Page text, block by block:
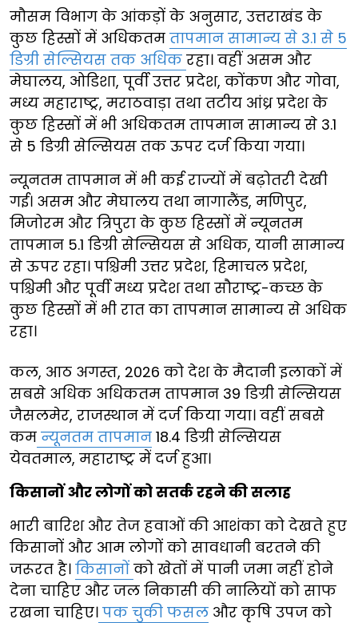
मौसम विभाग के आंकड़ों के अनुसार, उत्तराखंड के
कुछ हिस्सों में अधिकतम तापमान सामान्य से 3.1 से 5
डिग्री सेल्सियस तक अधिक रहा। वहीं असम और
मेघालय, ओडिशा, पूर्वी उत्तर प्रदेश, कोंकण और गोवा,
मध्य महाराष्ट्र, मराठवाड़ा तथा तटीय आंध्र प्रदेश के
कुछ हिस्सों में भी अधिकतम तापमान सामान्य से 3.1
से 5 डिग्री सेल्सियस तक ऊपर दर्ज किया गया।
न्यूनतम तापमान में भी कई राज्यों में बढ़ोतरी देखी
गई। असम और मेघालय तथा नागालैंड, मणिपुर,
मिजोरम और त्रिपुरा के कुछ हिस्सों में न्यूनतम
तापमान 5.1 डिग्री सेल्सियस से अधिक, यानी सामान्य
से ऊपर रहा। पश्चिमी उत्तर प्रदेश, हिमाचल प्रदेश,
पश्चिमी और पूर्वी मध्य प्रदेश तथा सौराष्ट्र-कच्छ के
कुछ हिस्सों में भी रात का तापमान सामान्य से अधिक
रहा।
कल, आठ अगस्त, 2026 को देश के मैदानी इलाकों में
सबसे अधिक अधिकतम तापमान 39 डिग्री सेल्सियस
जैसलमेर, राजस्थान में दर्ज किया गया। वहीं सबसे
कम न्यूनतम तापमान 18.4 डिग्री सेल्सियस
येवतमाल, महाराष्ट्र में दर्ज हुआ।
किसानों और लोगों को सतर्क रहने की सलाह
भारी बारिश और तेज हवाओं की आशंका को देखते हुए
किसानों और आम लोगों को सावधानी बरतने की
जरूरत है। किसानों को खेतों में पानी जमा नहीं होने
देना चाहिए और जल निकासी की नालियों को साफ
रखना चाहिए। पक चुकी फसल और कृषि उपज को